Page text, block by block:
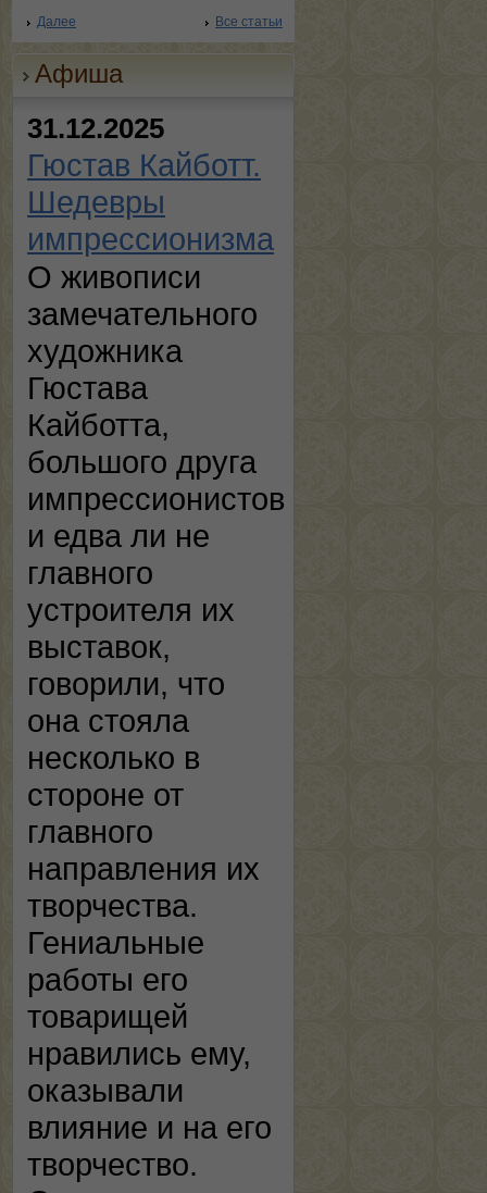
Далее Все статьи
Афиша
31.12.2025
Гюстав Кайботт.
Шедевры
импрессионизма
О живописи
замечательного
художника
Гюстава
Кайботта,
большого друга
импрессионистов
и едва ли не
главного
устроителя их
выставок,
говорили, что
она стояла
несколько в
стороне от
главного
направления их
творчества.
Гениальные
работы его
товарищей
нравились ему,
оказывали
влияние и на его
творчество.